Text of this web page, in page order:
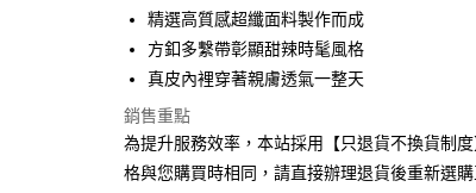
合作金庫商業銀行
華南商業銀行
國泰世華商業銀行
臺灣中小企業銀行
匯豐（台灣）商業銀行
華泰商業銀行
聯邦商業銀行
遠東國際商
6 期 0 利率 每期NT$446
合作金庫商業銀行
華南商業銀行
國泰世華商業銀行
臺灣中小企業銀行
台中商業銀行
匯豐（台灣）商業銀行
華泰商業銀行
12 期 0 利率 每期NT$223
合作金庫商業銀行
華南商業銀行
上海商業儲蓄銀行
台北富邦商業
臺灣中小企業銀行
台中商業銀行
LINE Pay
Apple Pay
街口支付
精選高質感超纖面料製作而成
方釦多繫帶彰顯甜辣時髦風格
真皮內裡穿著親膚透氣一整天
銷售重點
為提升服務效率，本站採用【只退貨不換貨制
格與您購買時相同，請直接辦理退貨後重新選購